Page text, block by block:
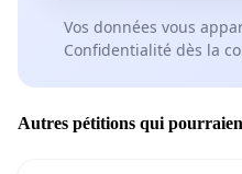
Vos données vous
Confidentialité dès la
Autres pétitions qui